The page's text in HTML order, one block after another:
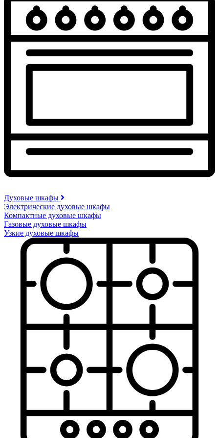
Духовые шкафы
Электрические духовые шкафы
Компактные духовые шкафы
Газовые духовые шкафы
Узкие духовые шкафы